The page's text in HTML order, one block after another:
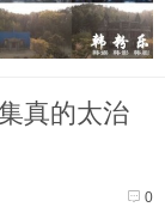
真的太治
0